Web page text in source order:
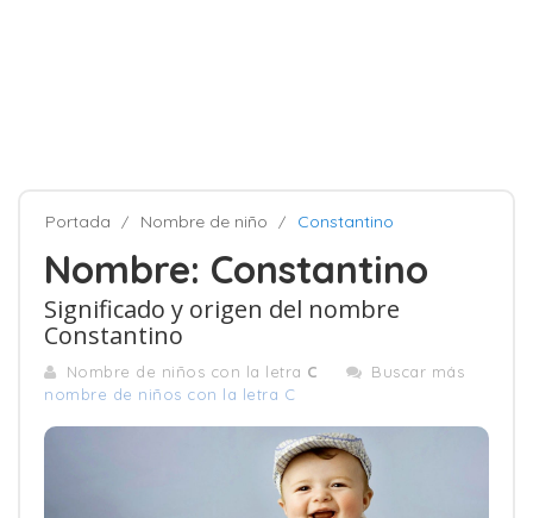
Portada Nombre de niño Constantino
Nombre: Constantino
Significado y origen del nombre
Constantino
Nombre de niños con la letra C
Buscar más
nombre de niños con la letra C